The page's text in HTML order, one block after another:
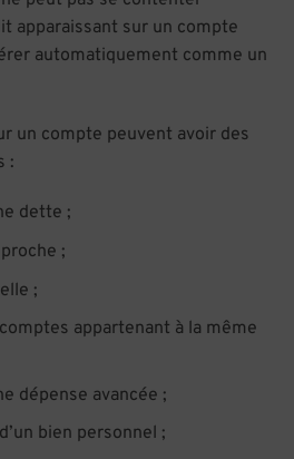
apparaissant sur un compte
automatiquement comme un
un compte peuvent avoir des
:
dette ;
;
;
appartenant à la même
dépense avancée ;
bien personnel ;